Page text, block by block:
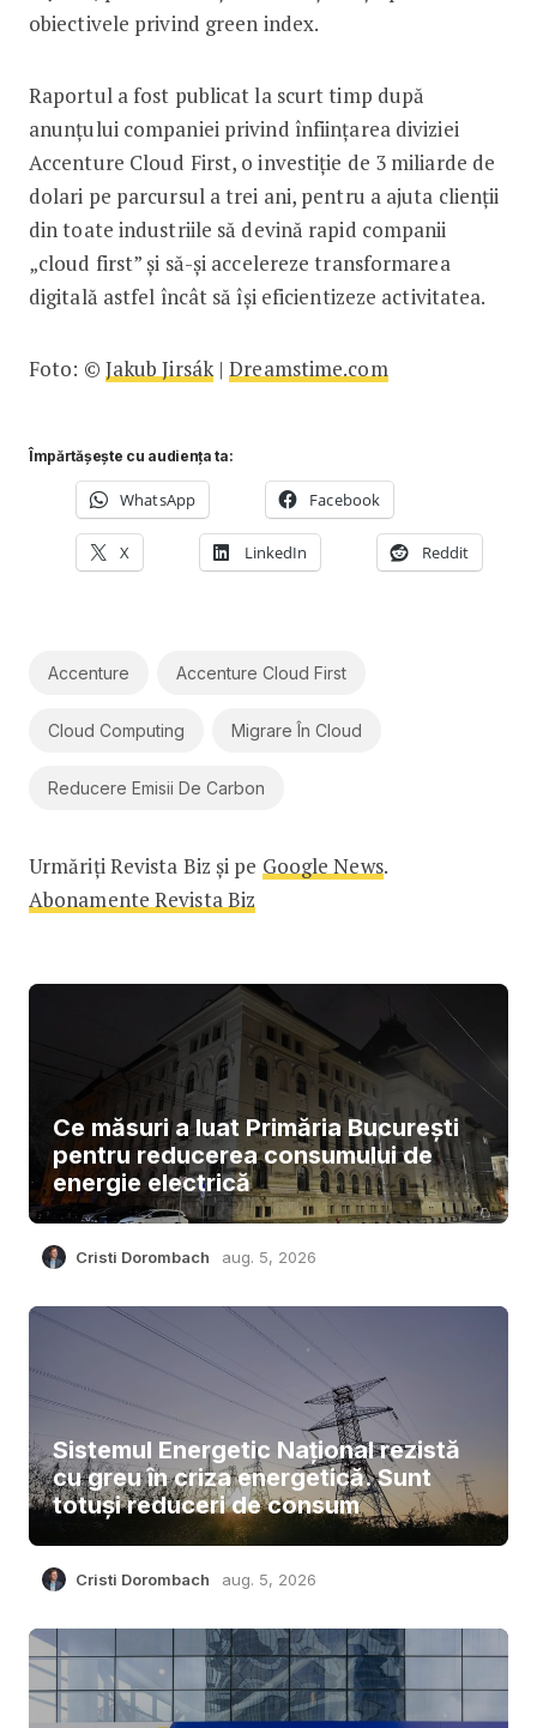
obiectivele privind green index.
Raportul a fost publicat la scurt timp după
anunțului companiei privind înființarea diviziei
Accenture Cloud First, o investiție de 3 miliarde de
dolari pe parcursul a trei ani, pentru a ajuta clienții
din toate industriile să devină rapid companii
„cloud first” și să-și accelereze transformarea
digitală astfel încât să își eficientizeze activitatea.
Foto: © Jakub Jirsák|Dreamstime.com
Împărtășește cu audiența ta:
WhatsApp Facebook
X LinkedIn Reddit
Accenture Accenture Cloud First
Cloud Computing Migrare În Cloud
Reducere Emisii De Carbon
Urmăriți Revista Biz și pe Google News.
Abonamente Revista Biz
Ce măsuri a luat Primăria București
pentru reducerea consumului de
energie electrică
Cristi Dorombach aug. 5, 2026
Sistemul Energetic Național rezistă
cu greu în criza energetică. Sunt
totuși reduceri de consum
Cristi Dorombach aug. 5, 2026